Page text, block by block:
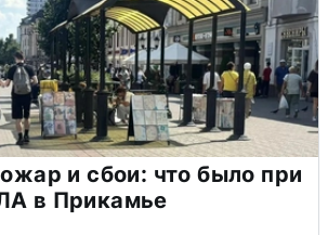
и сбои: что было при
в Прикамье